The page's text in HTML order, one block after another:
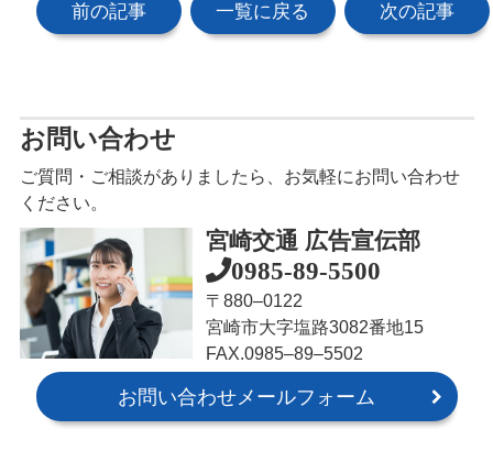
前の記事 一覧に戻る 次の記事
お問い合わせ
ご質問・ご相談がありましたら、お気軽にお問い合わせ
ください。
宮崎交通 広告宣伝部
0985-89-5500
〒880‒0122
宮崎市大字塩路3082番地15
FAX.0985‒89‒5502
お問い合わせメールフォーム